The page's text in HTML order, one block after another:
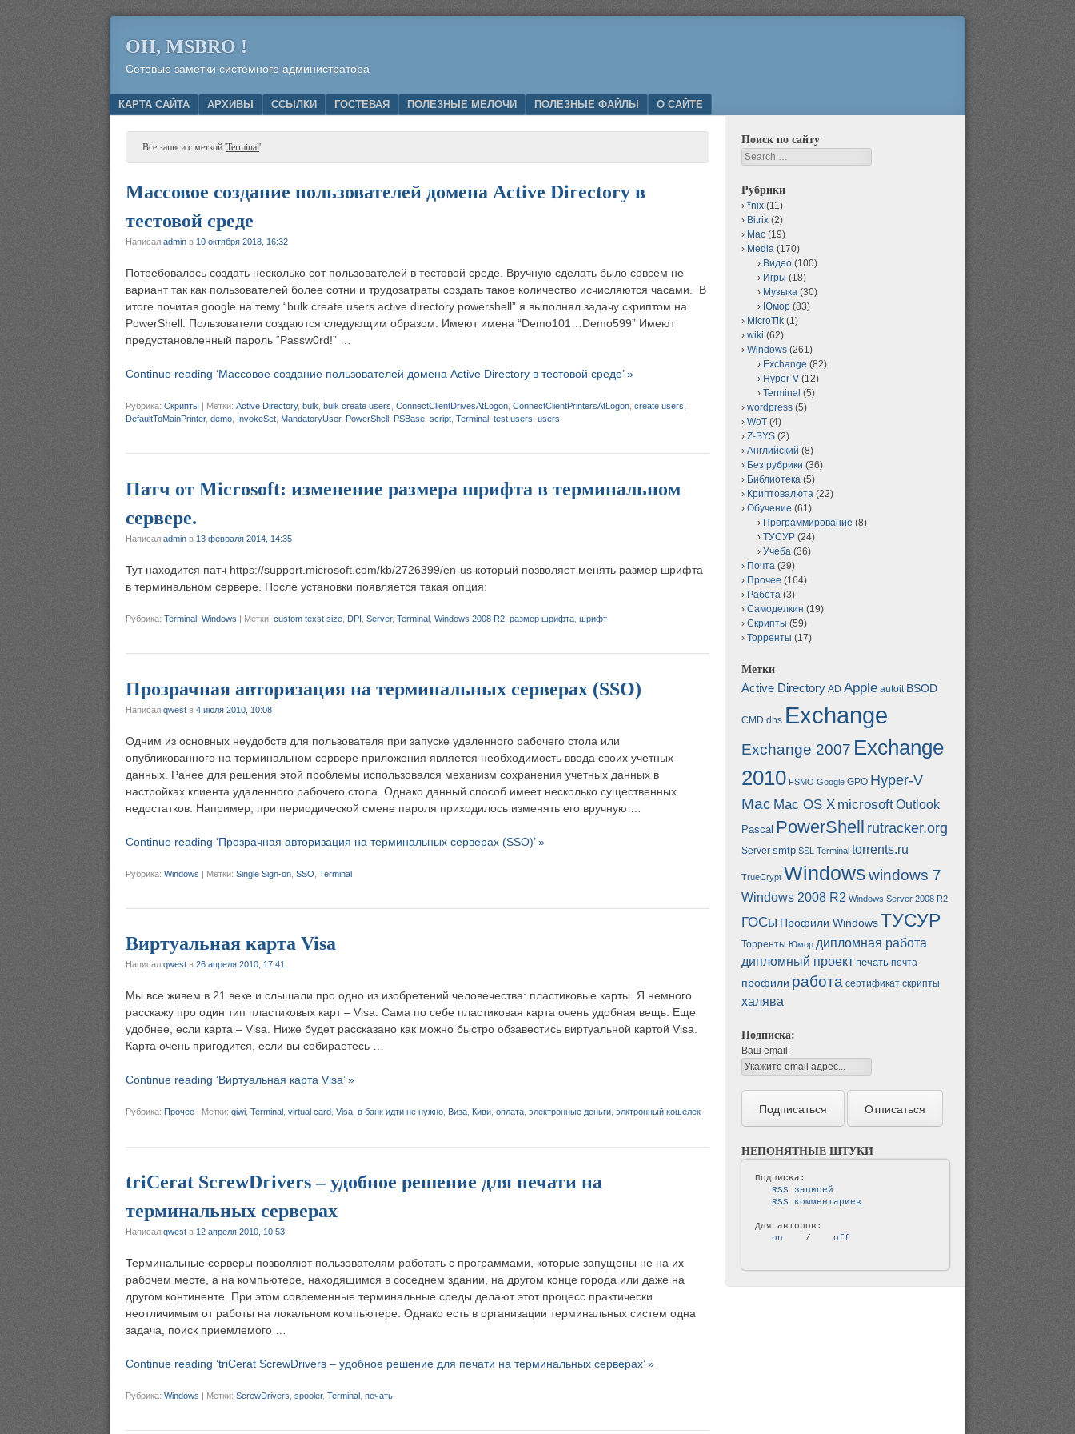
OH, MSBRO !
Сетевые заметки системного администратора
Menu
SKIP TO CONTENT
КАРТА САЙТА АРХИВЫ ССЫЛКИ ГОСТЕВАЯ ПОЛЕЗНЫЕ МЕЛОЧИ ПОЛЕЗНЫЕ ФАЙЛЫ О САЙТЕ
Все записи с меткой 'Terminal'
Массовое создание пользователей домена Active Directory в
тестовой среде
Написал admin в 10 октября 2018, 16:32
Потребовалось создать несколько сот пользователей в тестовой среде. Вручную сделать было совсем не
вариант так как пользователей более сотни и трудозатраты создать такое количество исчисляются часами. В
итоге почитав google на тему “bulk create users active directory powershell” я выполнял задачу скриптом на
PowerShell. Пользователи создаются следующим образом: Имеют имена “Demo101…Demo599” Имеют
предустановленный пароль “Passw0rd!” …
Continue reading ‘Массовое создание пользователей домена Active Directory в тестовой среде’ »
Рубрика: Скрипты | Метки: Active Directory, bulk bulk create users ConnectClientDrivesAtLogon ConnectClientPrintersAtLogon create users
DefaultToMainPrinter, demo InvokeSet MandatoryUser, PowerShell PSBase script Terminal test users users
Патч от Microsoft: изменение размера шрифта в терминальном
сервере.
Написал admin в 13 февраля 2014, 14:35
Тут находится патч https://support.microsoft.com/kb/2726399/en-us который позволяет менять размер шрифта
в терминальном сервере. После установки появляется такая опция:
Рубрика: Terminal Windows | Метки: custom texst size DPI Server, Terminal Windows 2008 R2 размер шрифта шрифт
Прозрачная авторизация на терминальных серверах (SSO)
Написал qwest в 4 июля 2010, 10:08
Одним из основных неудобств для пользователя при запуске удаленного рабочего стола или
опубликованного на терминальном сервере приложения является необходимость ввода своих учетных
данных. Ранее для решения этой проблемы использовался механизм сохранения учетных данных в
настройках клиента удаленного рабочего стола. Однако данный способ имеет несколько существенных
недостатков. Например, при периодической смене пароля приходилось изменять его вручную …
Continue reading ‘Прозрачная авторизация на терминальных серверах (SSO)’ »
Рубрика: Windows | Метки: Single Sign-on SSO Terminal
Виртуальная карта Visa
Написал qwest в 26 апреля 2010, 17:41
Мы все живем в 21 веке и слышали про одно из изобретений человечества: пластиковые карты. Я немного
расскажу про один тип пластиковых карт – Visa. Сама по себе пластиковая карта очень удобная вещь. Еще
удобнее, если карта – Visa. Ниже будет рассказано как можно быстро обзавестись виртуальной картой Visa.
Карта очень пригодится, если вы собираетесь …
Continue reading ‘Виртуальная карта Visa’ »
Рубрика: Прочее Метки: qiwi Terminal virtual card Visa в банк идти не нужно Виза Киви оплата электронные деньги элктронный кошелек
triCerat ScrewDrivers – удобное решение для печати на
терминальных серверах
Написал qwest в 12 апреля 2010, 10:53
Терминальные серверы позволяют пользователям работать с программами, которые запущены не на их
рабочем месте, а на компьютере, находящимся в соседнем здании, на другом конце города или даже на
другом континенте. При этом современные терминальные среды делают этот процесс практически
неотличимым от работы на локальном компьютере. Однако есть в организации терминальных систем одна
задача, поиск приемлемого …
Continue reading ‘triCerat ScrewDrivers – удобное решение для печати на терминальных серверах’ »
Рубрика: Windows | Метки: ScrewDrivers spooler, Terminal печать
Поиск по сайту
Search
Рубрики
*nix (11)
Bitrix (2)
Mac (19)
Media (170)
Видео (100)
Игры (18)
Музыка (30)
Юмор (83)
MicroTik (1)
wiki (62)
Windows (261)
Exchange (82)
Hyper-V (12)
Terminal (5)
wordpress (5)
WoT (4)
Z-SYS (2)
Английский (8)
Без рубрики (36)
Библиотека (5)
Криптовалюта (22)
Обучение (61)
Программирование (8)
ТУСУР (24)
Учеба (36)
Почта (29)
Прочее (164)
Работа (3)
Самоделкин (19)
Скрипты (59)
Торренты (17)
Метки
Active Directory AD Apple autoit BSOD
CMD dns Exchange
Exchange 2007 Exchange
2010 FSMO Google GPO Hyper-V
Mac Mac OS X microsoftOutlook
Pascal PowerShell rutracker.org
Server smtp SSL Terminal torrents.ru
TrueCrypt Windowswindows 7
Windows 2008 R2 Windows Server 2008 R2
ГОСы Профили WindowsТУСУР
Торренты Юмор дипломная работа
дипломный проект печать почта
профили работа сертификат скрипты
халява
Подписка:
Ваш email:
НЕПОНЯТНЫЕ ШТУКИ
   RSS записей
   RSS комментариев
   on
/
   off